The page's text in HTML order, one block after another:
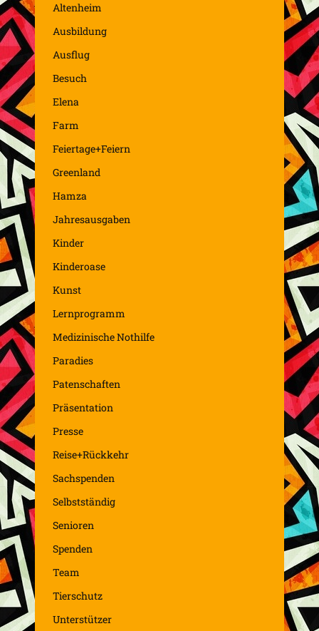
Altenheim
Ausbildung
Ausflug
Besuch
Elena
Farm
Feiertage+Feiern
Greenland
Hamza
Jahresausgaben
Kinder
Kinderoase
Kunst
Lernprogramm
Medizinische Nothilfe
Paradies
Patenschaften
Präsentation
Presse
Reise+Rückkehr
Sachspenden
Selbstständig
Senioren
Spenden
Team
Tierschutz
Unterstützer